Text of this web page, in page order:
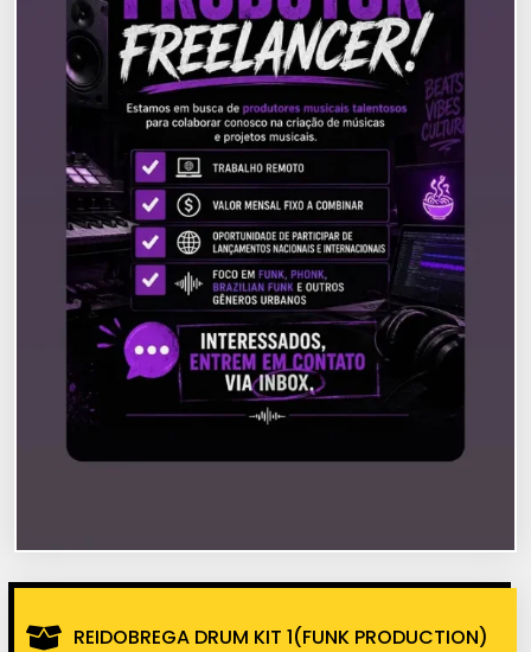
REIDOBREGA DRUM KIT 1(FUNK PRODUCTION)